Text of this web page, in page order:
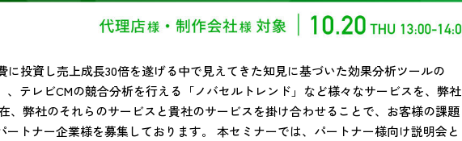
に投資し売上成長30倍を遂げる中で見えてきた知見に基づいた効果分析ツールの
、テレビCMの競合分析を行える「ノバセルトレンド」など様々なサービスを、弊社
、弊社のそれらのサービスと貴社のサービスを掛け合わせることで、お客様の課題
ートナー企業様を募集しております。 本セミナーでは、パートナー様向け説明会と